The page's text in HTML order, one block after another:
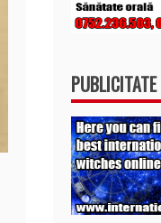
PUBLICITATE